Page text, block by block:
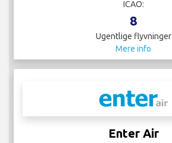
ICAO:
8
Ugentlige flyvninger
Mere info
Enter Air